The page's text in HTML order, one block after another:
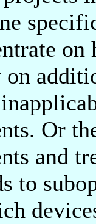
on
Or
and
to